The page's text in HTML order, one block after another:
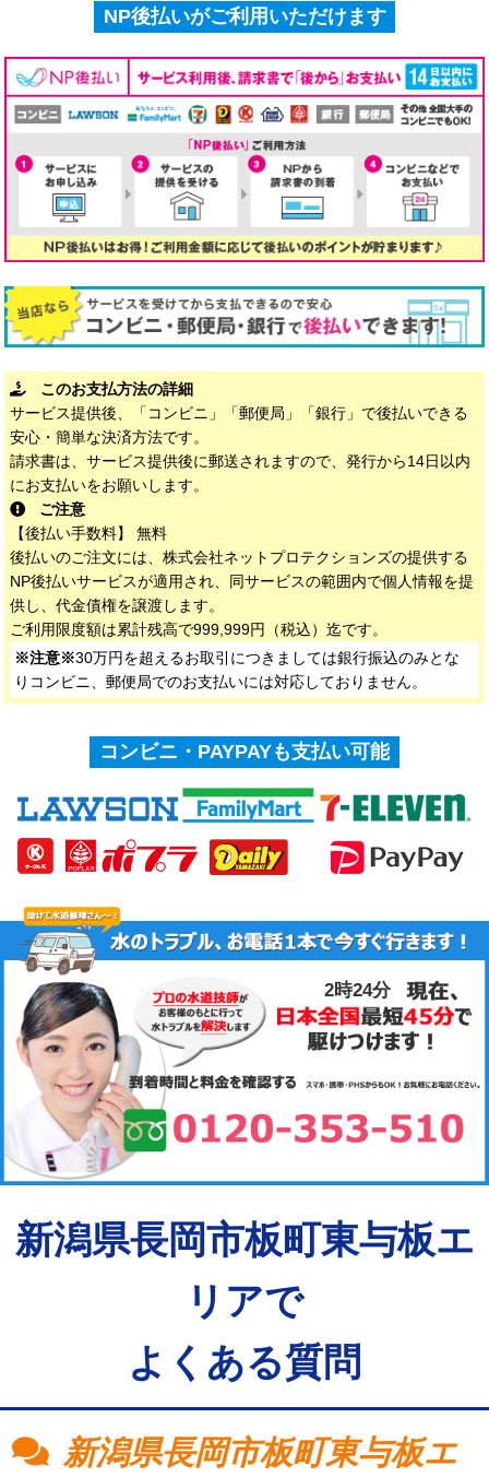
NP後払いがご利用いただけます
このお支払方法の詳細
サービス提供後、「コンビニ」「郵便局」「銀行」で後払いできる
安心・簡単な決済方法です。
請求書は、サービス提供後に郵送されますので、発行から14日以内
にお支払いをお願いします。
ご注意
【後払い手数料】 無料
後払いのご注文には、株式会社ネットプロテクションズの提供する
NP後払いサービスが適用され、同サービスの範囲内で個人情報を提
供し、代金債権を譲渡します。
ご利用限度額は累計残高で999,999円（税込）迄です。
※注意※30万円を超えるお取引につきましては銀行振込のみとな
りコンビニ、郵便局でのお支払いには対応しておりません。
コンビニ・PAYPAYも支払い可能
2時25分
新潟県長岡市板町東与板エ
リアで
よくある質問
新潟県長岡市板町東与板エ